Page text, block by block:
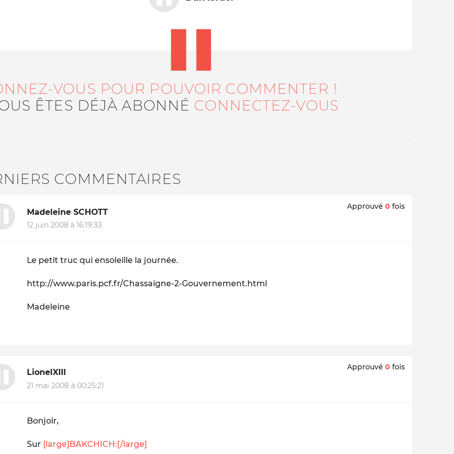
VOUS POUR POUVOIR COMMENTER !
ÊTES DÉJÀ ABONNÉ CONNECTEZ-VOUS
COMMENTAIRES
Madeleine SCHOTT
12 juin 2008 à 16:19:33
Approuvé 0 fois
Le petit truc qui ensoleille la journée.
http://www.paris.pcf.fr/Chassaigne-2-Gouvernement.html
Madeleine
LionelXIII
21 mai 2008 à 00:25:21
Approuvé 0 fois
Bonjoir,
Sur [large]BAKCHICH:[/large]